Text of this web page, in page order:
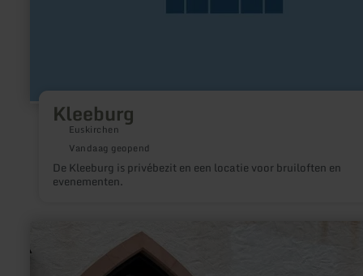
Kleeburg
Euskirchen
Vandaag geopend
De Kleeburg is privébezit en een locatie voor bruiloften en
evenementen.
over: